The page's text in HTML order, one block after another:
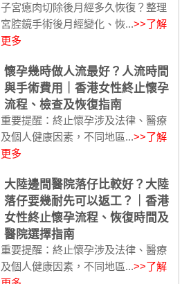
子宮瘜肉切除後月經多久恢復？整理
宮腔鏡手術後月經變化、恢...>>了解
更多
懷孕幾時做人流最好？人流時間
與手術費用｜香港女性終止懷孕
流程、檢查及恢復指南
重要提醒：終止懷孕涉及法律、醫療
及個人健康因素，不同地區...>>了解
更多
大陸邊間醫院落仔比較好？大陸
落仔要幾耐先可以返工？｜香港
女性終止懷孕流程、恢復時間及
醫院選擇指南
重要提醒：終止懷孕涉及法律、醫療
及個人健康因素，不同地區...>>了解